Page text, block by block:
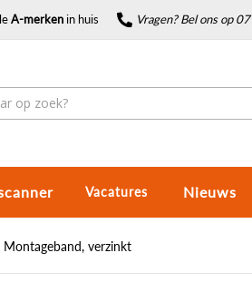
A-merkenin huis Vragen? Bel ons op
Vacatures Nieuws
Montageband, verzinkt